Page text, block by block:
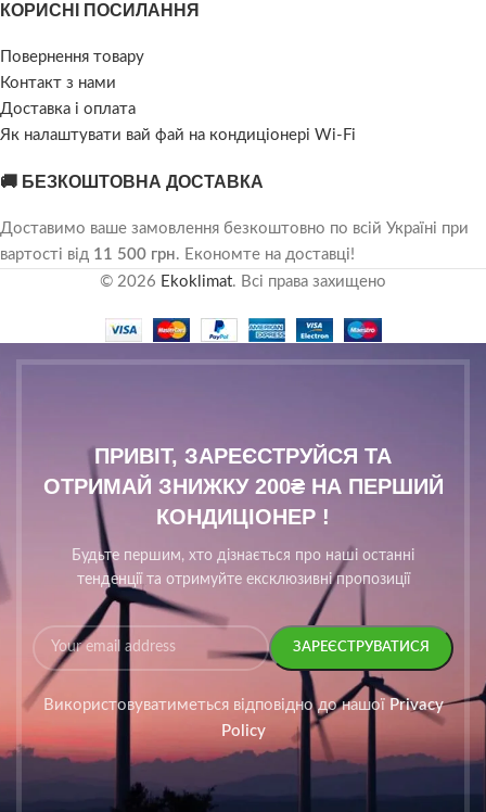
КОРИСНІ ПОСИЛАННЯ
Повернення товару
Контакт з нами
Доставка і оплата
Як налаштувати вай фай на кондиціонері Wi-Fi
🚚 БЕЗКОШТОВНА ДОСТАВКА
Доставимо ваше замовлення безкоштовно по всій Україні при
вартості від 11 500 грн. Економте на доставці!
© 2026 Ekoklimat. Всі права захищено
ПРИВІТ, ЗАРЕЄСТРУЙСЯ ТА
ОТРИМАЙ ЗНИЖКУ 200₴ НА ПЕРШИЙ
КОНДИЦІОНЕР !
Будьте першим, хто дізнається про наші останні
тенденції та отримуйте ексклюзивні пропозиції
Використовуватиметься відповідно до нашої Privacy
Policy